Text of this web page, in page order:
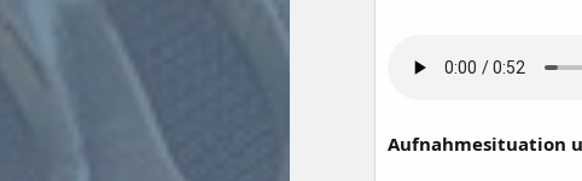
Aufnahmesituation